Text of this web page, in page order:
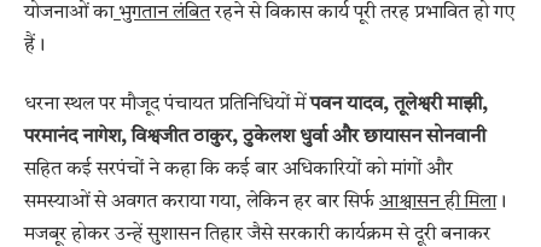
योजनाओं काभुगतान लंबितरहने से विकास कार्य पूरी तरह प्रभावित हो गए
हैं।
धरना स्थल पर मौजूद पंचायत प्रतिनिधियों मेंपवन यादव, तूलेश्वरी माझी,
परमानंद नागेश, विश्वजीत ठाकुर, ठुकेलश धुर्वा और छायासन सोनवानी
सहित कई सरपंचों ने कहा कि कई बार अधिकारियों को मांगों और
समस्याओं से अवगत कराया गया, लेकिन हर बार सिर्फ आश्वासन ही मिला।
मजबूर होकर उन्हें सुशासन तिहार जैसे सरकारी कार्यक्रम से दूरी बनाकर